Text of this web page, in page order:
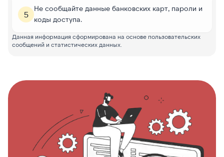
5
Не сообщайте данные банковских карт, пароли и
коды доступа.
Данная информация сформирована на основе пользовательских
сообщений и статистических данных.